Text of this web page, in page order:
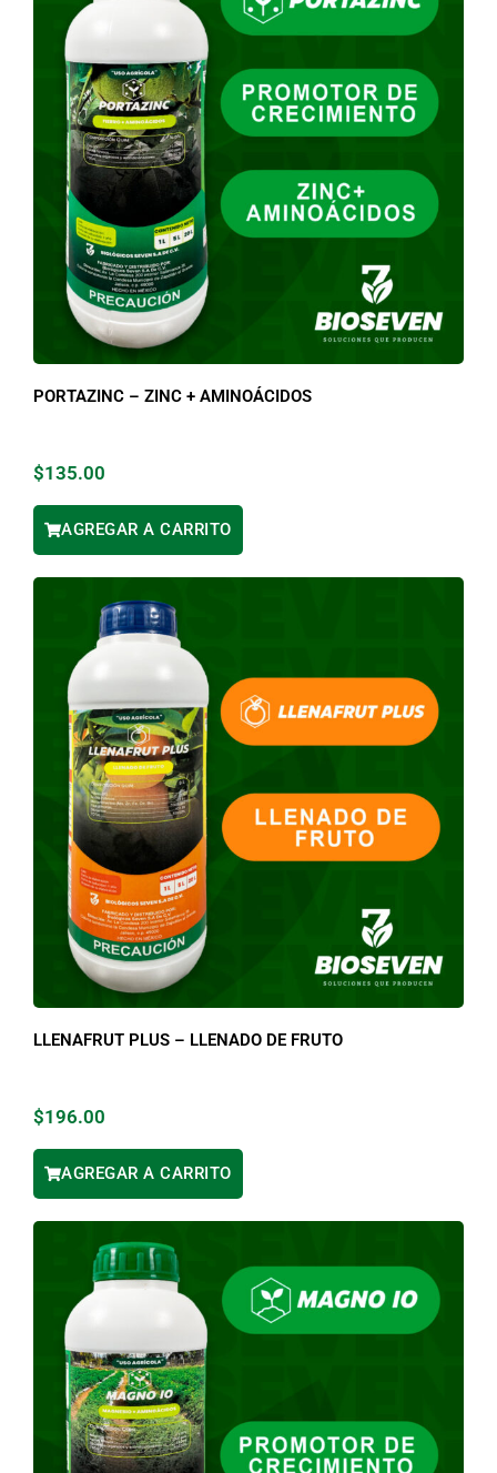
PORTAZINC – ZINC + AMINOÁCIDOS
$135.00
AGREGAR A CARRITO
LLENAFRUT PLUS – LLENADO DE FRUTO
$196.00
AGREGAR A CARRITO